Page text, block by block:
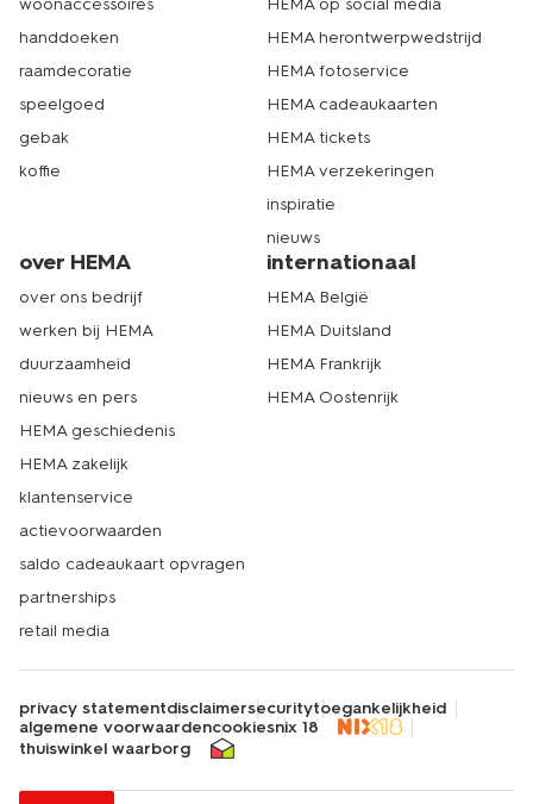
woonaccessoires
handdoeken
raamdecoratie
speelgoed
gebak
koffie
HEMA op social media
HEMA herontwerpwedstrijd
HEMA fotoservice
HEMA cadeaukaarten
HEMA tickets
HEMA verzekeringen
inspiratie
nieuws
over HEMA
over ons bedrijf
werken bij HEMA
duurzaamheid
nieuws en pers
HEMA geschiedenis
HEMA zakelijk
klantenservice
actievoorwaarden
saldo cadeaukaart opvragen
partnerships
retail media
internationaal
HEMA België
HEMA Duitsland
HEMA Frankrijk
HEMA Oostenrijk
privacy statementdisclaimersecuritytoegankelijkheid
algemene voorwaardencookiesnix 18
thuiswinkel waarborg